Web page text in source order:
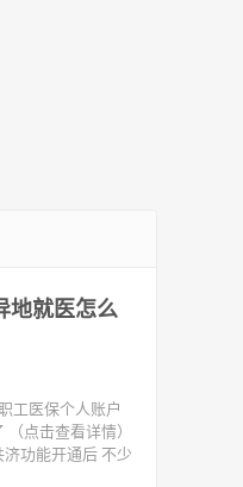
地就医怎么
工医保个人账户
点击查看详情）
功能开通后 不少